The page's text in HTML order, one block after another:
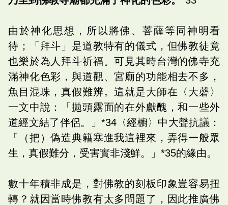
由於神化思想，所以將佛、菩薩等同神明看
待；「拜斗」是道教特有的儀式，但佛教徒竟
也樂於為人拜斗祈福。可見其時台灣的佛寺充
滿神化色彩，與道觀、宮廟的功能相去不多，
魚目混珠，真假難辨。這就是大師在〈大磬〉
一文中說：「拋頭露面的在外獻醜，和一些外
道經文結了伴侶。」*34〈經櫥〉中大聲抗議：
「（把）偽造典籍塞進我這裡來，弄得一般眾
生，真假難分，受害實非淺鮮。」*35的緣由。
數十年積非成是，對佛教的刻板印象豈容易扭
轉？就因當時佛教有太多問題了，因此推廣佛